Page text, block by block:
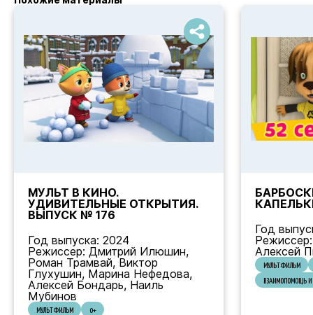
МУЛЬТ В КИНО.
УДИВИТЕЛЬНЫЕ ОТКРЫТИЯ.
ВЫПУСК № 176
Год выпуска: 2024
Режиссер: Дмитрий Илюшин,
Роман Трамвай, Виктор
Глухушин, Марина Нефедова,
Алексей Бондарь, Наиль
Мубинов
МУЛЬТФИЛЬМ
0+
Год
Алексей
МУЛЬТФИЛЬМ
ВЗАИМОПОМОЩЬ И